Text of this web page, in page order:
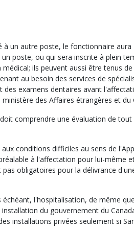
un autre poste, le fonctionnaire aura
poste, ou qui sera inscrite à plein
ils peuvent aussi être tenus
au besoin des services de
examens dentaires avant
des Affaires étrangères et
comprendre une évaluation de
conditions difficiles au sens de
à l'affectation pour lui-même
obligatoires pour la délivrance
l'hospitalisation, de même
du gouvernement du
installations privées seulement si